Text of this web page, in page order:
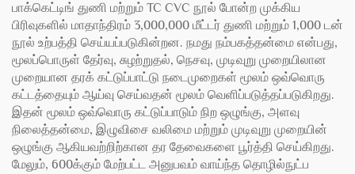
பாக்கெட்டிங் துணி மற்றும் TC CVC நூல் போன்ற முக்கிய
பிரிவுகளில் மாதாந்திரம் 3,000,000 மீட்டர் துணி மற்றும் 1,000 டன்
நூல் உற்பத்தி செய்யப்படுகின்றன. நமது நம்பகத்தன்மை என்பது,
மூலப்பொருள் தேர்வு, சுழற்றுதல், நெசவு, முடிவுறு முறையிலான
முறையான தரக் கட்டுப்பாட்டு நடைமுறைகள் மூலம் ஒவ்வொரு
கட்டத்தையும் ஆய்வு செய்வதன் மூலம் வெளிப்படுத்தப்படுகிறது.
இதன் மூலம் ஒவ்வொரு கட்டுப்பாடும் நிற ஒழுங்கு, அளவு
நிலைத்தன்மை, இழுவிசை வலிமை மற்றும் முடிவுறு முறையின்
ஒழுங்கு ஆகியவற்றிற்கான தர தேவைகளை பூர்த்தி செய்கிறது.
மேலும், 600க்கும் மேற்பட்ட அனுபவம் வாய்ந்த தொழில்நுட்ப